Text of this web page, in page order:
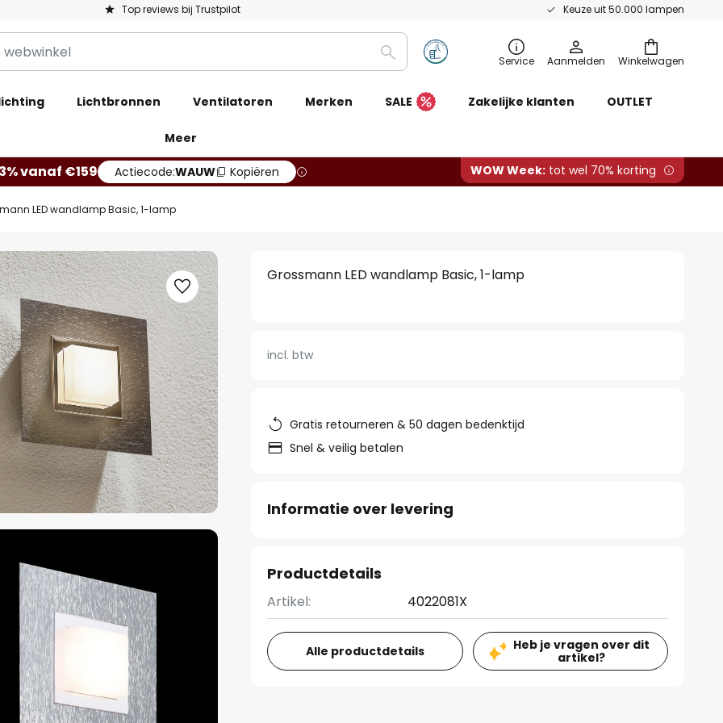
Top reviews bij Trustpilot Keuze uit 50.000 lampen
Winkelwagen
Zoeken Service Aanmelden
Lichtbronnen Ventilatoren Merken SALE Zakelijke klanten OUTLET
Meer
vanaf €159 Actiecode:WAUW Kopiëren WOW Week: tot wel 70% korting
LED wandlamp Basic, 1-lamp
Grossmann LED wandlamp Basic, 1-lamp
incl. btw
Gratis retourneren & 50 dagen bedenktijd
Snel & veilig betalen
Informatie over levering
Productdetails
Artikel: 4022081X
Alle productdetails
Heb je vragen over dit
artikel?